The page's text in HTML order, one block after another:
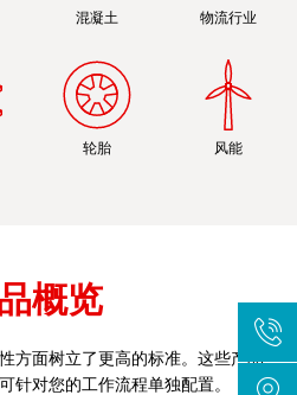
混凝土 物流行业
轮胎 风能
概览
方面树立了更高的标准。这些产品
针对您的工作流程单独配置。